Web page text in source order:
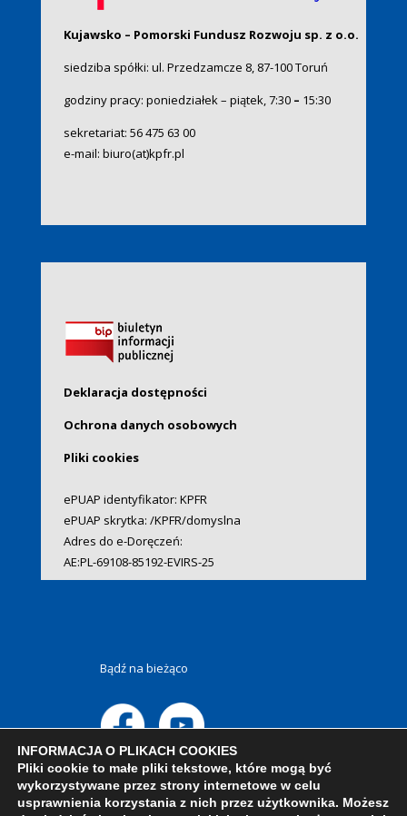
Kujawsko – Pomorski Fundusz Rozwoju sp. z o.o.
siedziba spółki: ul. Przedzamcze 8, 87-100 Toruń
godziny pracy: poniedziałek – piątek, 7:30– 15:30
sekretariat: 56 475 63 00
e-mail: biuro(at)kpfr.pl
Deklaracja dostępności
Ochrona danych osobowych
Pliki cookies
ePUAP identyfikator: KPFR
ePUAP skrytka: /KPFR/domyslna
Adres do e-Doręczeń:
AE:PL-69108-85192-EVIRS-25
Bądź na bieżąco
INFORMACJA O PLIKACH COOKIES
Pliki cookie to małe pliki tekstowe, które mogą być
wykorzystywane przez strony internetowe w celu
usprawnienia korzystania z nich przez użytkownika. Możesz